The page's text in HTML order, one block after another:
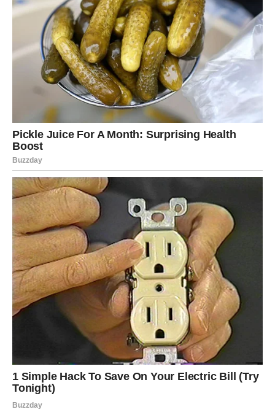
Maj zatvarate sa osećajem da se
pred vama otvara novo poglavlje
Kraj ovog meseca za Device neće proći tiho i bez velikih
promena. Pred vama su dani tokom kojih će se smenjivati
sreća i tuga, osmesi i razočaranja, ali će upravo ta
mešavina događaja pokazati šta zaista ima vrednost u
vašem životu.
Dok će neke osobe pokazati koliko im značite, druge bi
mogle otkriti lice koje niste očekivali da vidite. Dok će vas
određeni trenuci ispuniti radošću, drugi će vas naterati da
mnogo dublje razmislite o ljudima i odnosima koji vas